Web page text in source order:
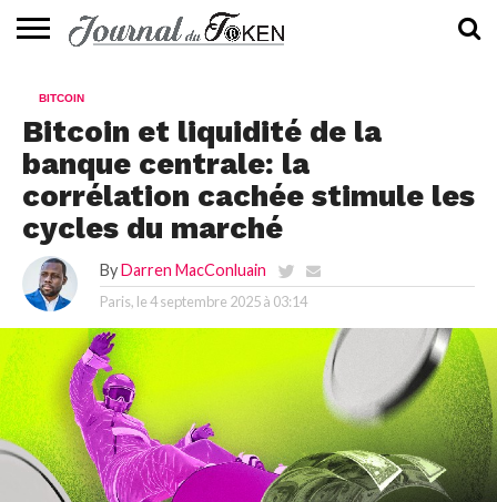
📰
EVALUATION
GUIDE
TENDANCES
À
CONTACTEZ-
BITCOIN
Bitcoin et liquidité de la
banque centrale: la
corrélation cachée stimule les
cycles du marché
By Darren MacConluain
Paris, le4 septembre 2025 à 03:14